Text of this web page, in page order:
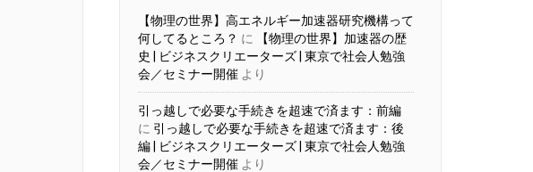
【物理の世界】高エネルギー加速器研究機構って
何してるところ？ に
【物理の世界】加速器の歴
史 | ビジネスクリエーターズ | 東京で社会人勉強
会／セミナー開催 より
引っ越しで必要な手続きを超速で済ます：前編
に 引っ越しで必要な手続きを超速で済ます：後
編 | ビジネスクリエーターズ | 東京で社会人勉強
会／セミナー開催 より